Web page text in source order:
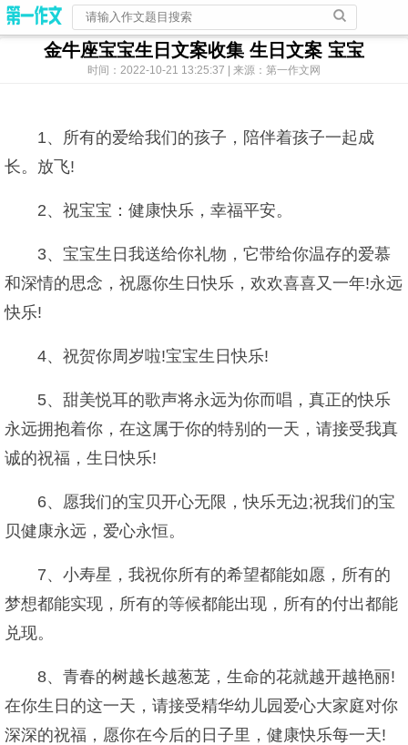
金牛座宝宝生日文案收集 生日文案 宝宝
时间：2022-10-21 13:25:37 | 来源：第一作文网
1、所有的爱给我们的孩子，陪伴着孩子一起成
长。放飞!
2、祝宝宝：健康快乐，幸福平安。
3、宝宝生日我送给你礼物，它带给你温存的爱慕
和深情的思念，祝愿你生日快乐，欢欢喜喜又一年!永远
快乐!
4、祝贺你周岁啦!宝宝生日快乐!
5、甜美悦耳的歌声将永远为你而唱，真正的快乐
永远拥抱着你，在这属于你的特别的一天，请接受我真
诚的祝福，生日快乐!
6、愿我们的宝贝开心无限，快乐无边;祝我们的宝
贝健康永远，爱心永恒。
7、小寿星，我祝你所有的希望都能如愿，所有的
梦想都能实现，所有的等候都能出现，所有的付出都能
兑现。
8、青春的树越长越葱茏，生命的花就越开越艳丽!
在你生日的这一天，请接受精华幼儿园爱心大家庭对你
深深的祝福，愿你在今后的日子里，健康快乐每一天!